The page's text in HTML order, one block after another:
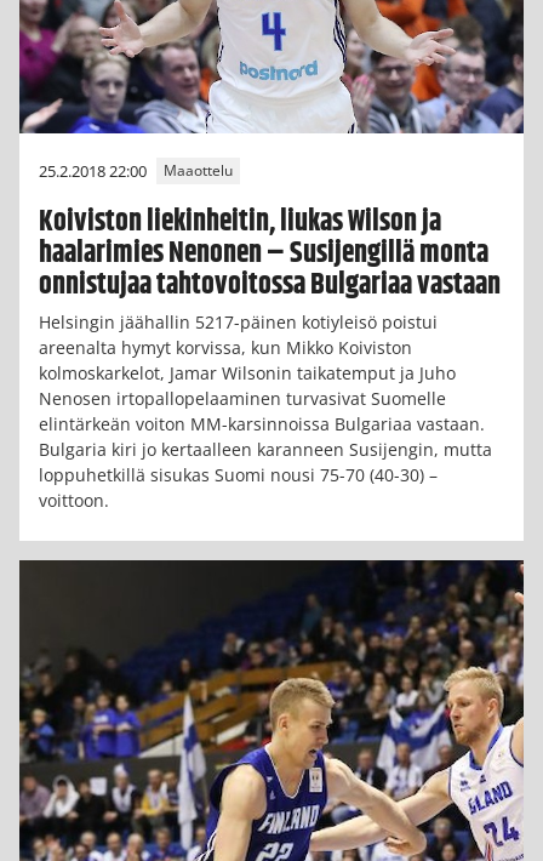
25.2.2018 22:00 Maaottelu
Koiviston liekinheitin, liukas Wilson ja
haalarimies Nenonen – Susijengillä monta
onnistujaa tahtovoitossa Bulgariaa vastaan
Helsingin jäähallin 5217-päinen kotiyleisö poistui
areenalta hymyt korvissa, kun Mikko Koiviston
kolmoskarkelot, Jamar Wilsonin taikatemput ja Juho
Nenosen irtopallopelaaminen turvasivat Suomelle
elintärkeän voiton MM-karsinnoissa Bulgariaa vastaan.
Bulgaria kiri jo kertaalleen karanneen Susijengin, mutta
loppuhetkillä sisukas Suomi nousi 75-70 (40-30) –
voittoon.